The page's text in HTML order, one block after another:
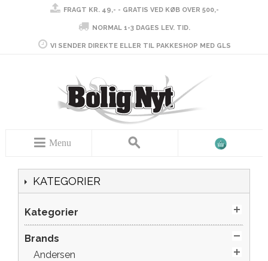
FRAGT KR. 49,- - GRATIS VED KØB OVER 500,-
NORMAL 1-3 DAGES LEV. TID.
VI SENDER DIREKTE ELLER TIL PAKKESHOP MED GLS
Menu
KATEGORIER
Kategorier
Brands
Andersen